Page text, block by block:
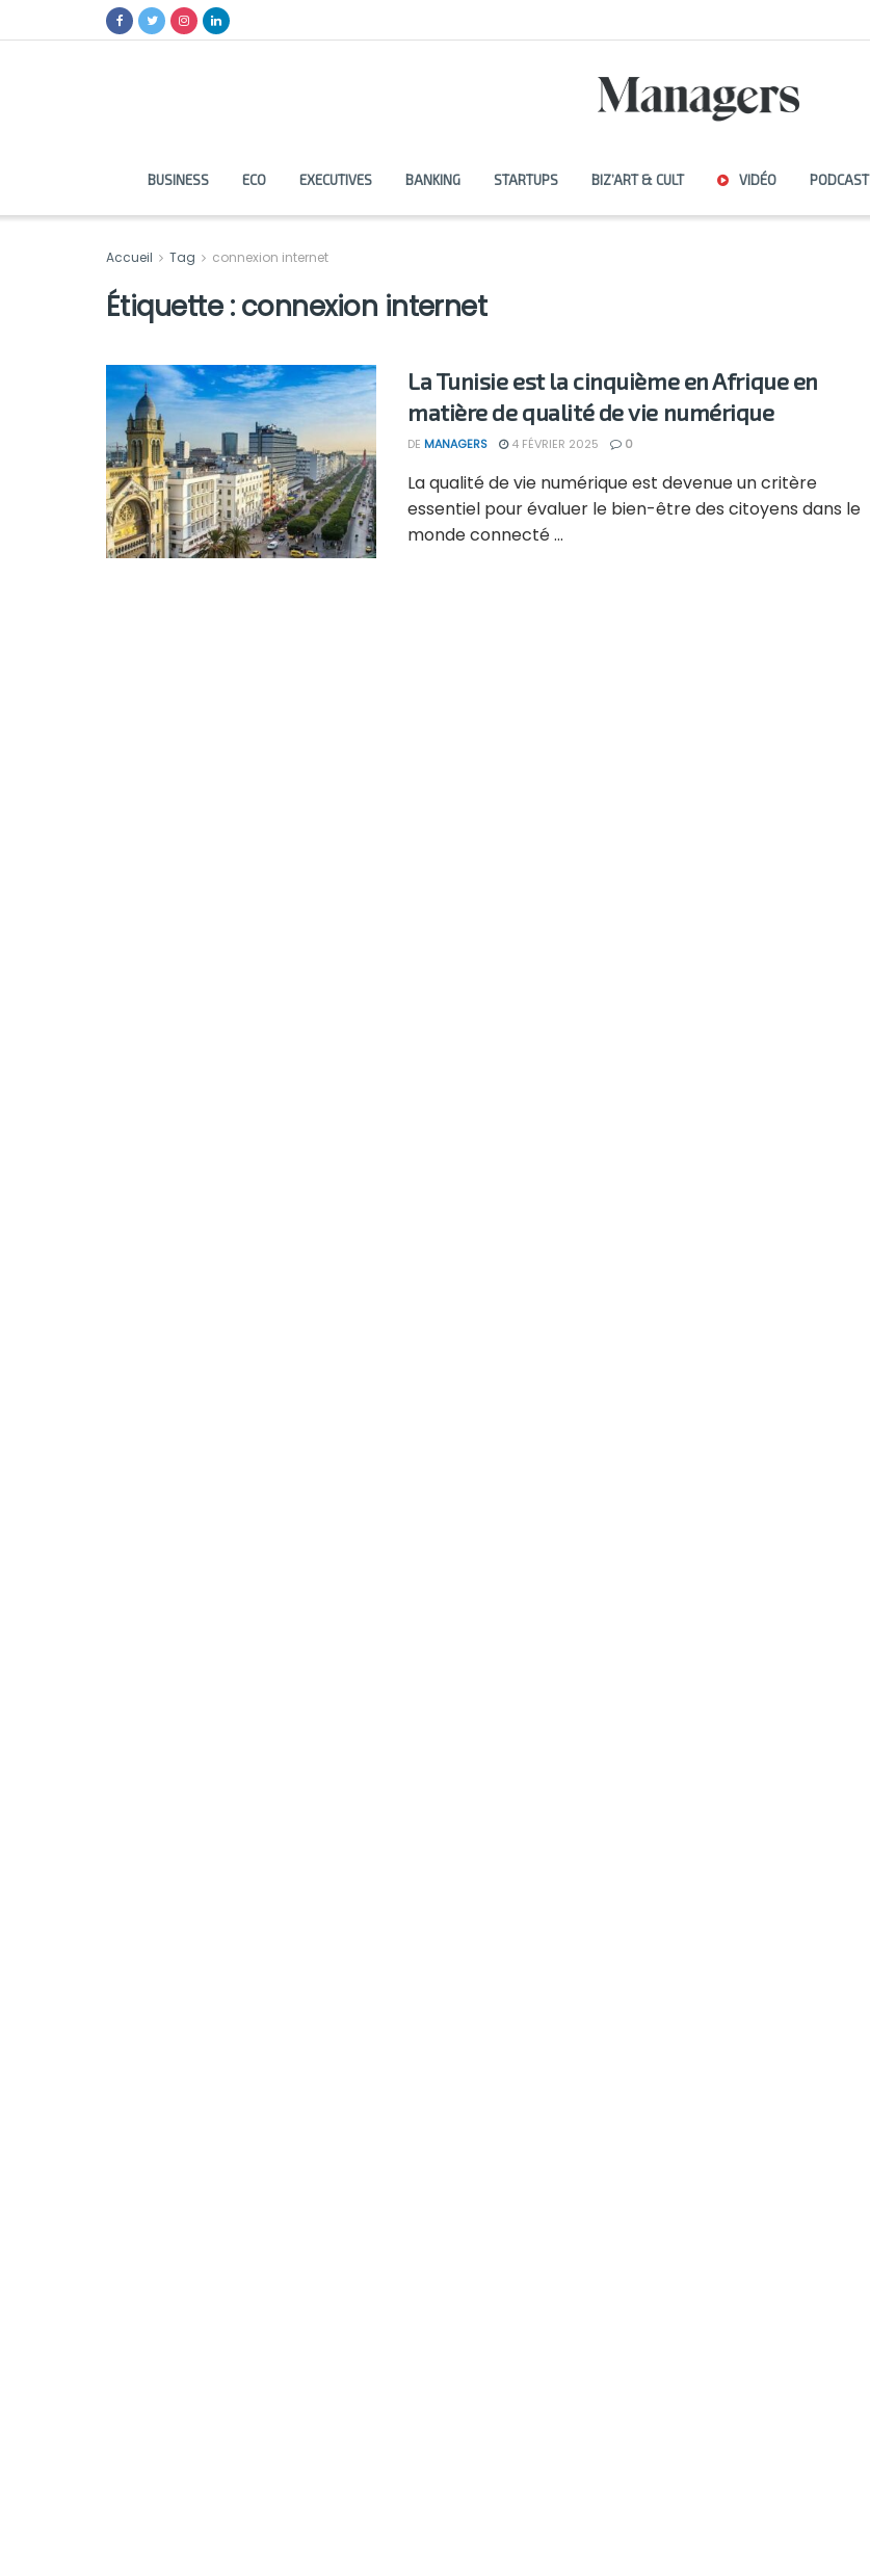
BUSINESS ECO EXECUTIVES BANKING STARTUPS BIZ’ART & CULT VIDÉO PODCAST
Accueil Tag connexion internet
Étiquette :connexion internet
La Tunisie est la cinquième en Afrique en
matière de qualité de vie numérique
DE MANAGERS 4 FÉVRIER 2025 0
La qualité de vie numérique est devenue un critère
essentiel pour évaluer le bien-être des citoyens dans le
monde connecté ...